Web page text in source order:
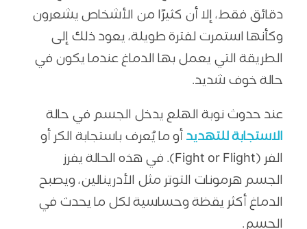
دقائق فقط، إلا أن كثيرًا من الأشخاص يشعرون
وكأنها استمرت لفترة طويلة، يعود ذلك إلى
الطريقة التي يعمل بها الدماغ عندما يكون في
حالة خوف شديد.
عند حدوث نوبة الهلع يدخل الجسم في حالة
الاستجابة للتهديد أو ما يُعرف باستجابة الكر أو
الفر (Fight or Flight). في هذه الحالة يفرز
الجسم هرمونات التوتر مثل الأدرينالين، ويصبح
الدماغ أكثر يقظة وحساسية لكل ما يحدث في
الجسم.